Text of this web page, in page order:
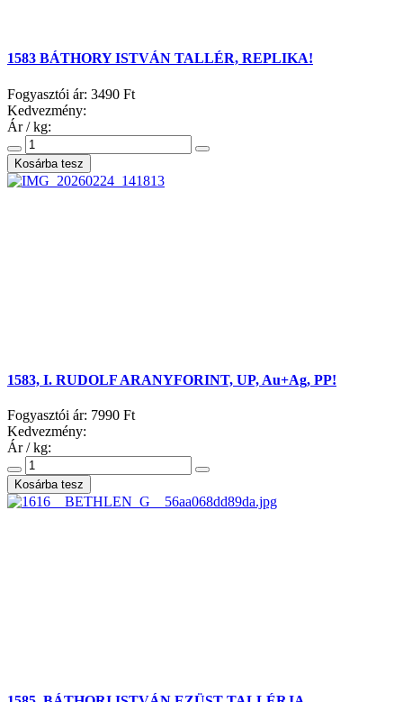
1583 BÁTHORY ISTVÁN TALLÉR, REPLIKA!
Fogyasztói ár: 3490 Ft
Kedvezmény:
Ár / kg:
1583, I. RUDOLF ARANYFORINT, UP, Au+Ag, PP!
Fogyasztói ár: 7990 Ft
Kedvezmény:
Ár / kg: